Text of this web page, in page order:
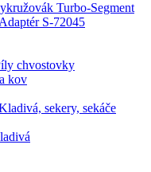
Turbo-Segment
Adaptér S-72045
chvostovky
kov
sekery, sekáče